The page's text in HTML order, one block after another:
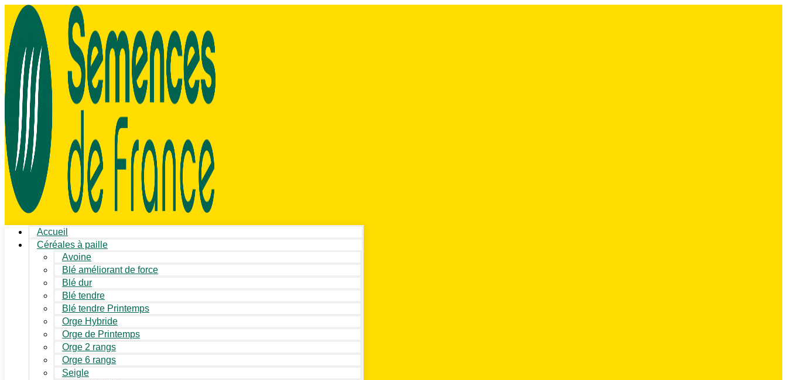
Accueil
Céréales à paille
Avoine
Blé améliorant de force
Blé dur
Blé tendre
Blé tendre Printemps
Orge Hybride
Orge de Printemps
Orge 2 rangs
Orge 6 rangs
Seigle